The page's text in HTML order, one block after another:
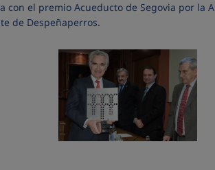
con el premio Acueducto de Segovia por la
de Despeñaperros.